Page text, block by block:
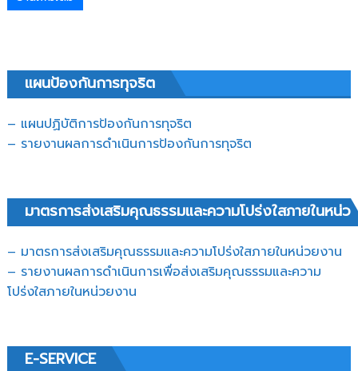
แผนป้องกันการทุจริต
– แผนปฏิบัติการป้องกันการทุจริต
– รายงานผลการดำเนินการป้องกันการทุจริต
มาตรการส่งเสริมคุณธรรมและความโปร่งใสภายในหน่ว
– มาตรการส่งเสริมคุณธรรมและความโปร่งใสภายในหน่วยงาน
– รายงานผลการดำเนินการเพื่อส่งเสริมคุณธรรมและความ
โปร่งใสภายในหน่วยงาน
E-SERVICE